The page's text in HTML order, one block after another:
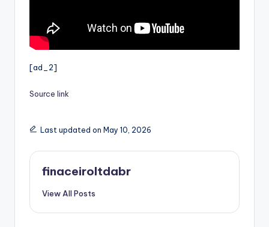
[ad_2]
Source link
Last updated on May 10, 2026
finaceiroltdabr
View All Posts